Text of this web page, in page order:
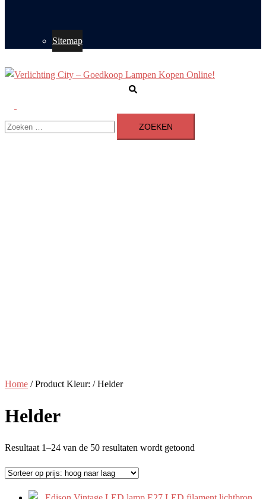
Sitemap
menu
Zoeken
naar:
Home / Product Kleur: / Helder
Helder
Resultaat 1–24 van de 50 resultaten wordt getoond